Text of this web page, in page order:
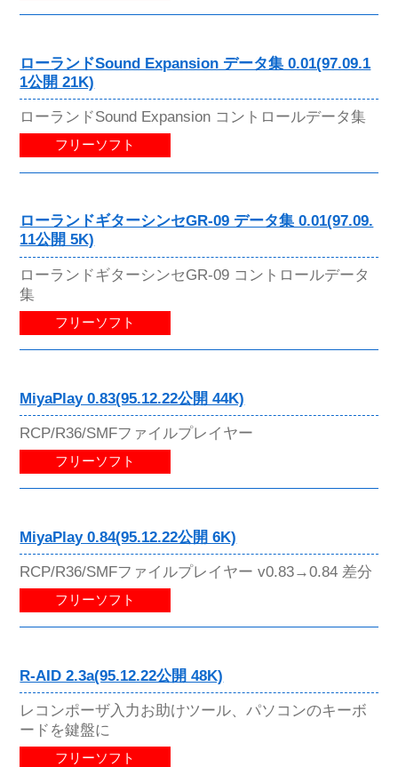
ローランドSound Expansion データ集 0.01(97.09.1
1公開 21K)
ローランドSound Expansion コントロールデータ集
フリーソフト
ローランドギターシンセGR-09 データ集 0.01(97.09.
11公開 5K)
ローランドギターシンセGR-09 コントロールデータ
集
フリーソフト
MiyaPlay 0.83(95.12.22公開 44K)
RCP/R36/SMFファイルプレイヤー
フリーソフト
MiyaPlay 0.84(95.12.22公開 6K)
RCP/R36/SMFファイルプレイヤー v0.83→0.84 差分
フリーソフト
R-AID 2.3a(95.12.22公開 48K)
レコンポーザ入力お助けツール、パソコンのキーボ
ードを鍵盤に
フリーソフト